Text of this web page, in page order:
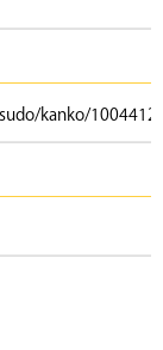
kanko/